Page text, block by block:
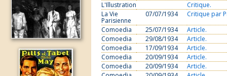
L'Illustration
Critique.
La Vie
Parisienne
07/07/1934
Critique par
Comoedia
25/07/1934
Article.
Comoedia
29/08/1934
Article.
Comoedia
17/09/1934
Article.
Comoedia
20/09/1934
Article.
Comoedia
20/09/1934
Article.